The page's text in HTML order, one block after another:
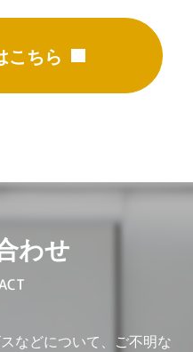
こちら
わせ
などについて、ご不明な